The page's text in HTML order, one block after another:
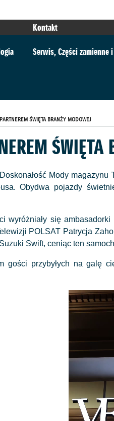
Kontakt
Serwis, Części zamienne
ŚWIĘTA BRANŻY MODOWEJ
ŚWIĘTA
Mody
Obydwa pojazdy
wyróżniały się
POLSAT Patrycja
Swift, ceniąc ten
gości przybyłych na galę